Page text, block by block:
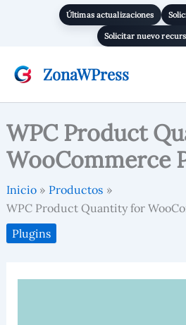
Últimas actualizaciones
Solicitar nuevo
ZonaWPress
WPC Product
WooCommerce
Inicio
Productos
WPC Product Quantity for
Plugins